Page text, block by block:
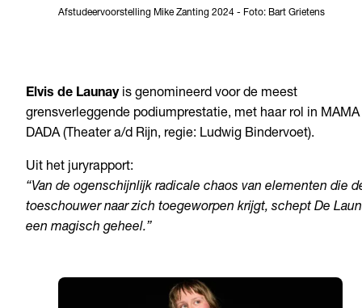
Afstudeervoorstelling Mike Zanting 2024 - Foto: Bart Grietens
Elvis de Launayis genomineerd voor de meest
grensverleggende podiumprestatie, met haar rol in MAMA
DADA (Theater a/d Rijn, regie: Ludwig Bindervoet).
Uit het juryrapport:
“Van de ogenschijnlijk radicale chaos van elementen die
toeschouwer naar zich toegeworpen krijgt, schept De
een magisch geheel.”